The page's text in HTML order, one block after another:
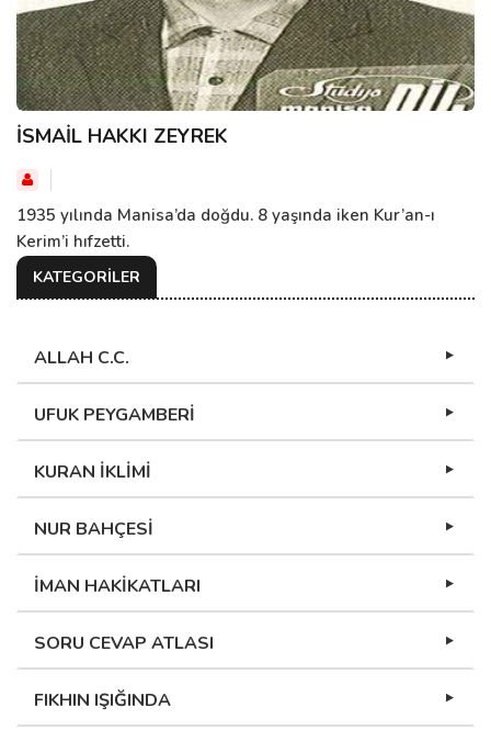
İSMAİL HAKKI ZEYREK
1935 yılında Manisa’da doğdu. 8 yaşında iken Kur’an-ı
Kerim’i hıfzetti.
KATEGORİLER
ALLAH C.C.
UFUK PEYGAMBERİ
KURAN İKLİMİ
NUR BAHÇESİ
İMAN HAKİKATLARI
SORU CEVAP ATLASI
FIKHIN IŞIĞINDA